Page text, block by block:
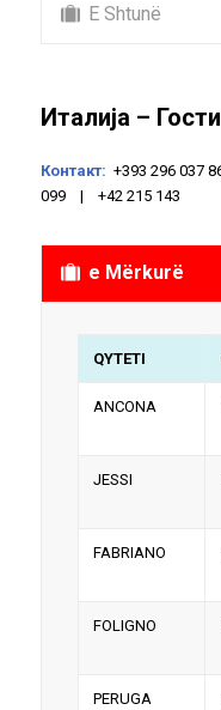
E Shtunë
Италија –
Контакт: +393 296 037
099 | +42 215 143
e Mërkurë
QYTETI
ANCONA
JESSI
FABRIANO
FOLIGNO
PERUGA